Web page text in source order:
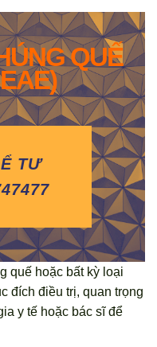
QUẾ
TƯ
quế hoặc bất kỳ loại
đích điều trị, quan trọng
y tế hoặc bác sĩ để